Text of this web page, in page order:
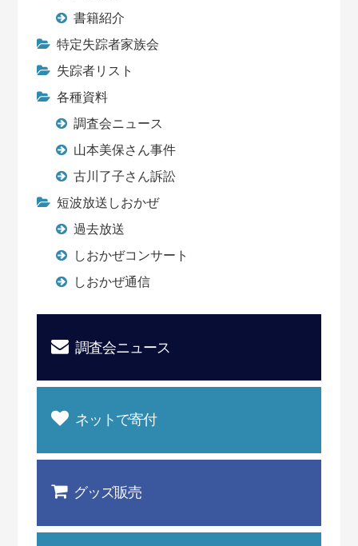
書籍紹介
特定失踪者家族会
失踪者リスト
各種資料
調査会ニュース
山本美保さん事件
古川了子さん訴訟
短波放送しおかぜ
過去放送
しおかぜコンサート
しおかぜ通信
調査会ニュース
ネットで寄付
グッズ販売